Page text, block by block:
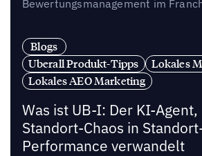
Bewertungsmanagement im
Blogs
Uberall Produkt-Tipps
Lokales
Lokales AEO Marketing
Was ist UB-I: Der KI-
Standort-Chaos in
Performance verwandelt